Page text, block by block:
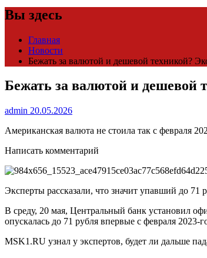
Вы здесь
Главная
Новости
Бежать за валютой и дешевой техникой?
Бежать за валютой и дешевой
admin 20.05.2026
Американская валюта не стоила так с февраля
Написать комментарий
Эксперты рассказали, что значит упавший до 71
В среду, 20 мая, Центральный банк установил
опускалась до 71 рубля впервые с февраля 2023-
MSK1.RU узнал у экспертов, будет ли дальше